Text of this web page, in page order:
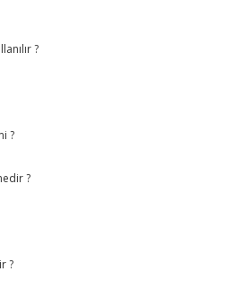
?
?
?
?